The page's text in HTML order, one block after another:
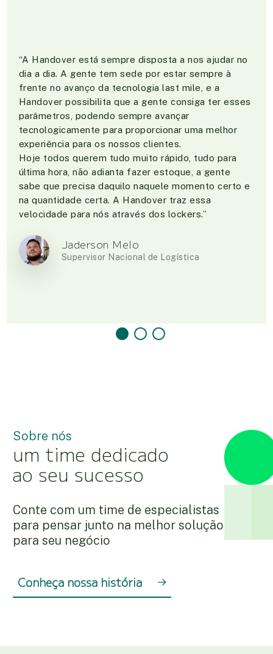
“A Handover está sempre disposta a nos ajudar no
dia a dia. A gente tem sede por estar sempre à
frente no avanço da tecnologia last mile, e a
Handover possibilita que a gente consiga ter esses
parâmetros, podendo sempre avançar
tecnologicamente para proporcionar uma melhor
experiência para os nossos clientes.
Hoje todos querem tudo muito rápido, tudo para
última hora, não adianta fazer estoque, a gente
sabe que precisa daquilo naquele momento certo e
na quantidade certa. A Handover traz essa
velocidade para nós através dos lockers.”
Jaderson Melo
Supervisor Nacional de Logística
Sobre nós
um time dedicado
ao seu sucesso
Conte com um time de especialistas
para pensar junto na melhor solução
para seu negócio
Conheça nossa história